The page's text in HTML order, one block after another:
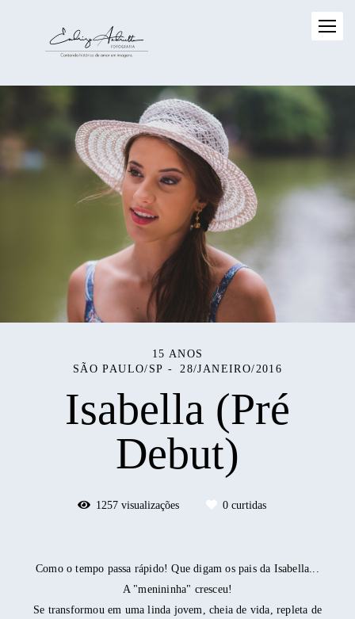
15 ANOS
SÃO PAULO/SP
28/JANEIRO/2016
Isabella (Pré
Debut)
1257visualizações 0curtidas
Como o tempo passa rápido! Que digam os pais da Isabella...
A "menininha" cresceu!
Se transformou em uma linda jovem, cheia de vida, repleta de